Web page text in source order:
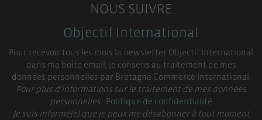
NOUS SUIVRE
Objectif International
Pour recevoir tous les mois la newsletter Objectif International
dans ma boite email, je consens au traitement de mes
données personnelles par Bretagne Commerce International.
Pour plus d’informations sur le traitement de mes données
personnelles :Politique de confidentialité
Je suis informé(e) que je peux me désabonner à tout moment